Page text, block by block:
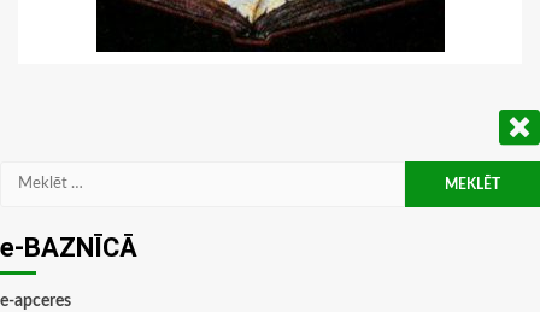
Meklēt:
e-BAZNĪCĀ
e-apceres